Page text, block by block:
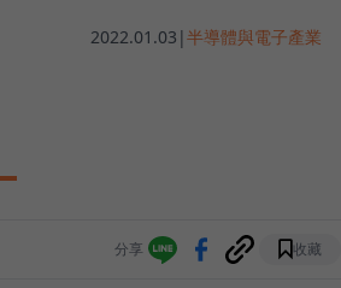
2022.01.03 |半導體與電子產業
分享 收藏